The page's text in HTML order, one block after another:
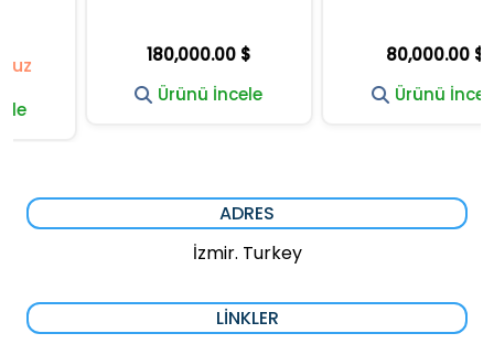
180,000.00 $
Ürünü İncele
80,000.00 $
Ürünü İncele
ADRES
İzmir. Turkey
LINKLER